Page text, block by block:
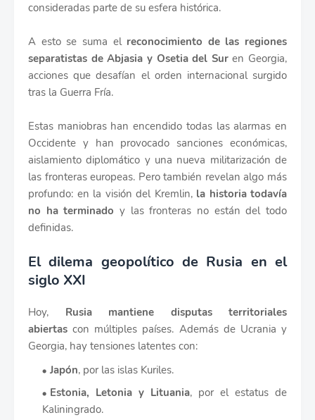
consideradas parte de su esfera histórica.
A esto se suma el reconocimiento de las regiones
separatistas de Abjasia y Osetia del Suren Georgia,
acciones que desafían el orden internacional surgido
tras la Guerra Fría.
Estas maniobras han encendido todas las alarmas en
Occidente y han provocado sanciones económicas,
aislamiento diplomático y una nueva militarización de
las fronteras europeas. Pero también revelan algo más
profundo: en la visión del Kremlin, la historia todavía
no ha terminado y las fronteras no están del todo
definidas.
El dilema geopolítico de Rusia en el
siglo XXI
Hoy, Rusia mantiene disputas territoriales
abiertas con múltiples países. Además de Ucrania y
Georgia, hay tensiones latentes con:
Japón, por las islas Kuriles.
Estonia, Letonia y Lituania, por el estatus de
Kaliningrado.